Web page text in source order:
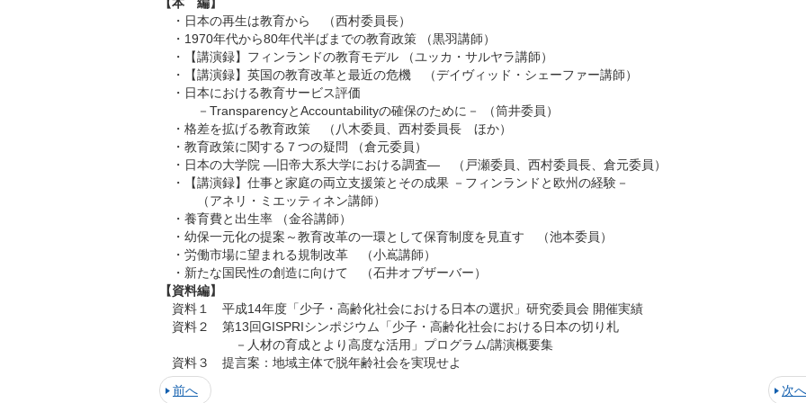
・ 日本の再生は教育から （西村委員長）
・ 1970年代から80年代半ばまでの教育政策 （黒羽講師）
・
【講演録】フィンランドの教育モデル （ユッカ・サルヤラ講師）
・
【講演録】英国の教育改革と最近の危機 （デイヴィッド・シェーファー講師）
・ 日本における教育サービス評価
－TransparencyとAccountabilityの確保のために－ （筒井委員）
・ 格差を拡げる教育政策 （八木委員、西村委員長 ほか）
・ 教育政策に関する７つの疑問 （倉元委員）
・ 日本の大学院 ―旧帝大系大学における調査― （戸瀬委員、西村委員長、倉元委員）
・
【講演録】仕事と家庭の両立支援策とその成果 －フィンランドと欧州の経験－
（アネリ・ミエッティネン講師）
・ 養育費と出生率 （金谷講師）
・ 幼保一元化の提案～教育改革の一環として保育制度を見直す （池本委員）
・ 労働市場に望まれる規制改革 （小嶌講師）
・ 新たな国民性の創造に向けて （石井オブザーバー）
【資料編】
資料１
平成14年度「少子・高齢化社会における日本の選択」研究委員会 開催実績
資料２
第13回GISPRIシンポジウム「少子・高齢化社会における日本の切り札
－人材の育成とより高度な活用」プログラム/講演概要集
資料３
提言案：地域主体で脱年齢社会を実現せよ
前へ
次へ